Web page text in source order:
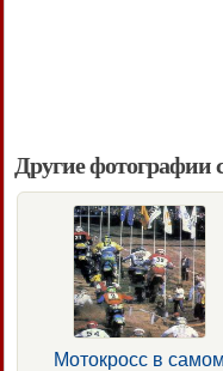
Другие фотографии
Мотокросс в самом